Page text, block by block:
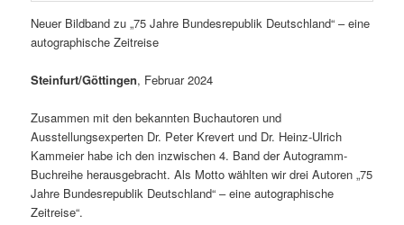
Neuer Bildband zu „75 Jahre Bundesrepublik Deutschland“ – eine
autographische Zeitreise
Steinfurt/Göttingen, Februar 2024
Zusammen mit den bekannten Buchautoren und
Ausstellungsexperten Dr. Peter Krevert und Dr. Heinz-Ulrich
Kammeier habe ich den inzwischen 4. Band der Autogramm-
Buchreihe herausgebracht. Als Motto wählten wir drei Autoren „75
Jahre Bundesrepublik Deutschland“ – eine autographische
Zeitreise“.